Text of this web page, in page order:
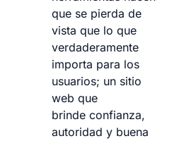
que se pierda de
vista que lo que
verdaderamente
importa para los
usuarios; un sitio
web que
brinde confianza,
autoridad y buena